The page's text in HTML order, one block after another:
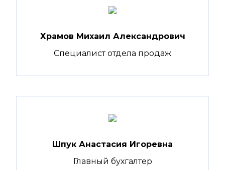
Храмов Михаил Александрович
Специалист отдела продаж
Шпук Анастасия Игоревна
Главный бухгалтер